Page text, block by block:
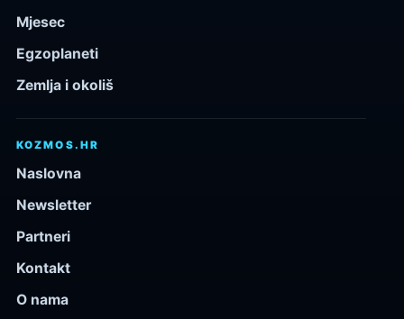
Mjesec
Egzoplaneti
Zemlja i okoliš
KOZMOS.HR
Naslovna
Newsletter
Partneri
Kontakt
O nama